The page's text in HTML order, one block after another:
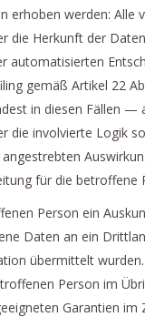
erhoben werden: Alle
die Herkunft der Daten
automatisierten
gemäß Artikel 22
in diesen Fällen —
die involvierte Logik
für die betroffene
Person ein
Daten an ein
übermittelt
Person im
Garantien im